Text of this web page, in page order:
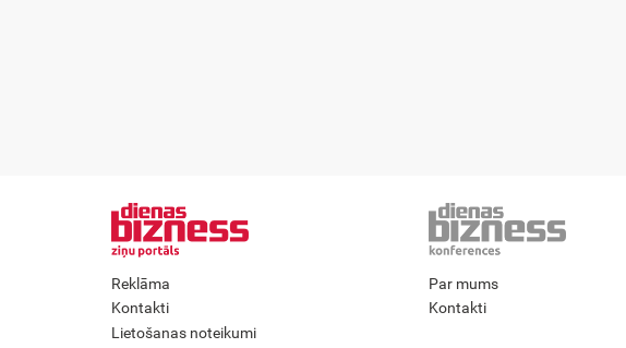
Reklāma
Kontakti
Lietošanas noteikumi
Par mums
Kontakti